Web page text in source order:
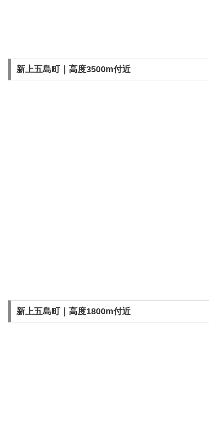
新上五島町｜高度3500m付近
新上五島町｜高度1800m付近